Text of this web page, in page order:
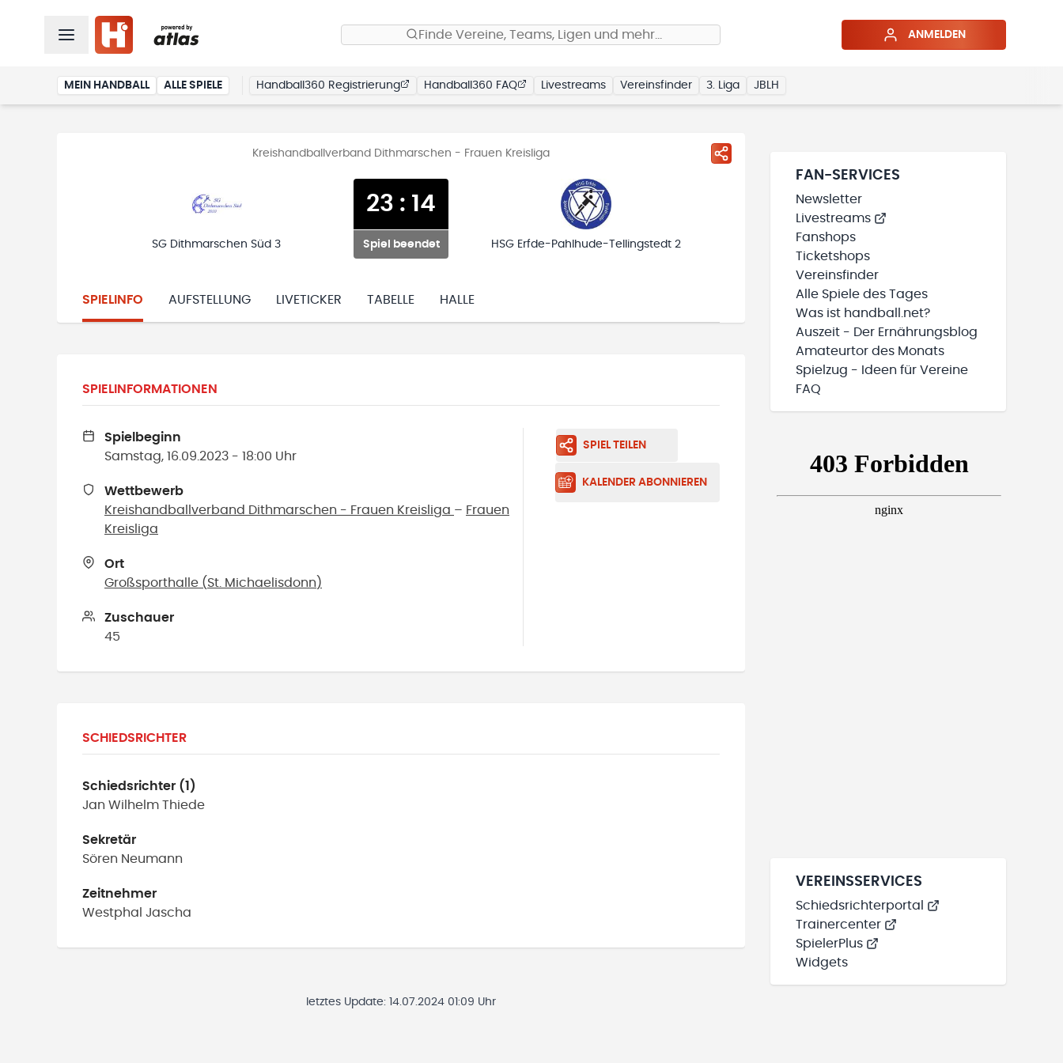
Finde Vereine, Teams, Ligen und mehr… ANMELDEN
MEIN HANDBALL ALLE SPIELE Handball360 Registrierung Handball360 FAQ Livestreams Vereinsfinder 3. Liga JBLH
Kreishandballverband Dithmarschen - Frauen Kreisliga
SG Dithmarschen Süd 3
23 : 14
Spiel beendet HSG Erfde-Pahlhude-Tellingstedt 2
SPIELINFO AUFSTELLUNG LIVETICKER TABELLE HALLE
SPIELINFORMATIONEN
Spielbeginn
Samstag, 16.09.2023 - 18:00 Uhr
Wettbewerb
Kreishandballverband Dithmarschen - Frauen Kreisliga – Frauen
Kreisliga
Ort
Großsporthalle ( St. Michaelisdonn )
Zuschauer
45
SPIEL TEILEN
KALENDER ABONNIEREN
SCHIEDSRICHTER
Schiedsrichter (1)
Jan Wilhelm Thiede
Sekretär
Sören Neumann
Zeitnehmer
Westphal Jascha
letztes Update: 14.07.2024 01:09 Uhr
FAN-SERVICES
Newsletter
Livestreams
Fanshops
Ticketshops
Vereinsfinder
Alle Spiele des Tages
Was ist handball.net?
Auszeit - Der Ernährungsblog
Amateurtor des Monats
Spielzug - Ideen für Vereine
FAQ
VEREINSSERVICES
Schiedsrichterportal
Trainercenter
SpielerPlus
Widgets